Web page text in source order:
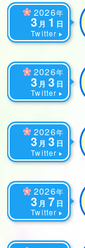
2026年
3 月 1 日
Twitter
2026年
3 月 3 日
Twitter
2026年
3 月 3 日
Twitter
2026年
3 月 7 日
Twitter